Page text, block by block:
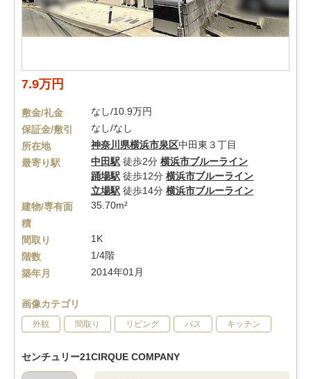
7.9万円
敷金/礼金
なし/10.9万円
保証金/敷引
なし/なし
所在地
神奈川県横浜市泉区中田東３丁目
最寄り駅
中田駅 徒歩2分 横浜市ブルーライン
踊場駅 徒歩12分 横浜市ブルーライン
立場駅 徒歩14分 横浜市ブルーライン
建物/専有面
積
35.70m²
間取り
1K
階数
1/4階
築年月
2014年01月
画像カテゴリ
外観 間取り リビング バス キッチン
センチュリー21CIRQUE COMPANY